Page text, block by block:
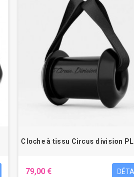
Cloche à tissu Circus division
79,00 €